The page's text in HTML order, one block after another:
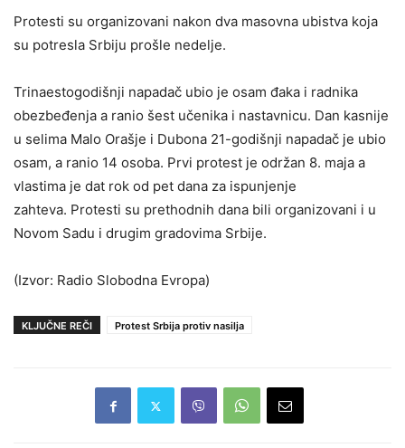
Protesti su organizovani nakon dva masovna ubistva koja
su potresla Srbiju prošle nedelje.
Trinaestogodišnji napadač ubio je osam đaka i radnika
obezbeđenja a ranio šest učenika i nastavnicu. Dan kasnije
u selima Malo Orašje i Dubona 21-godišnji napadač je ubio
osam, a ranio 14 osoba. Prvi protest je održan 8. maja a
vlastima je dat rok od pet dana za ispunjenje
zahteva. Protesti su prethodnih dana bili organizovani i u
Novom Sadu i drugim gradovima Srbije.
(Izvor: Radio Slobodna Evropa)
KLJUČNE REČI Protest Srbija protiv nasilja